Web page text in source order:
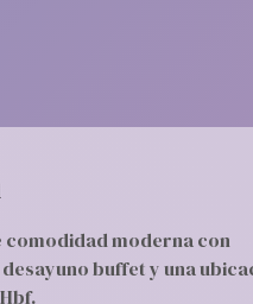
comodidad moderna con
buffet y una